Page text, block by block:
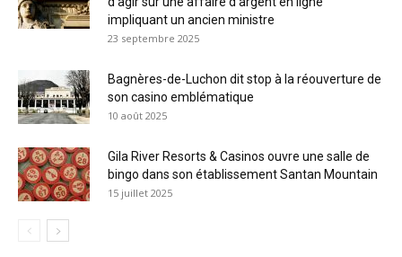
impliquant un ancien ministre
23 septembre 2025
Bagnères-de-Luchon dit stop à la réouverture de
son casino emblématique
10 août 2025
Gila River Resorts & Casinos ouvre une salle de
bingo dans son établissement Santan Mountain
15 juillet 2025